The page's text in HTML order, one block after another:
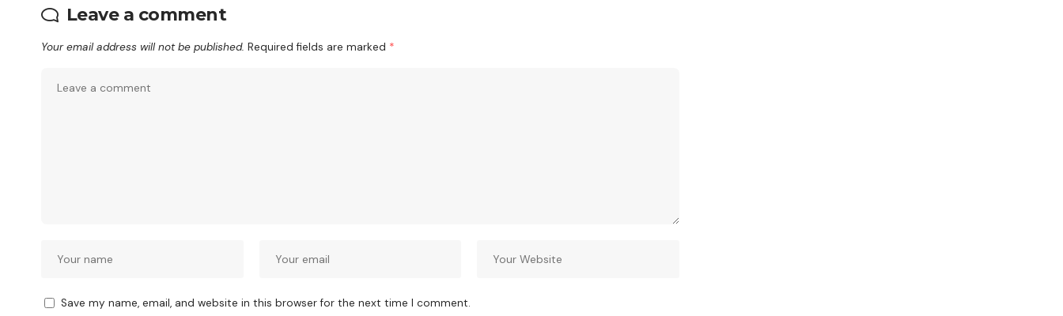
Leave a comment
Your email address will not be published. Required fields are marked *
Save my name, email, and website in this browser for the next time I comment.